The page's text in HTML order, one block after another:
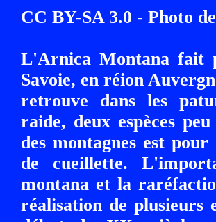
CC BY-SA 3.0 - Photo
L'Arnica Montana fait
Savoie, en réion
retrouve dans les
raide, deux espèces
des montagnes est
de cueillette.
montana et la
réalisation de plusieurs